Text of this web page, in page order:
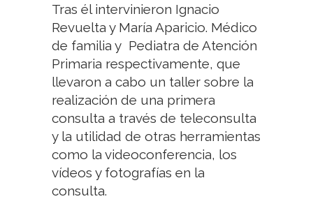
Tras él intervinieron Ignacio
Revuelta y María Aparicio. Médico
de familia y Pediatra de Atención
Primaria respectivamente, que
llevaron a cabo un taller sobre la
realización de una primera
consulta a través de teleconsulta
y la utilidad de otras herramientas
como la videoconferencia, los
vídeos y fotografías en la
consulta.